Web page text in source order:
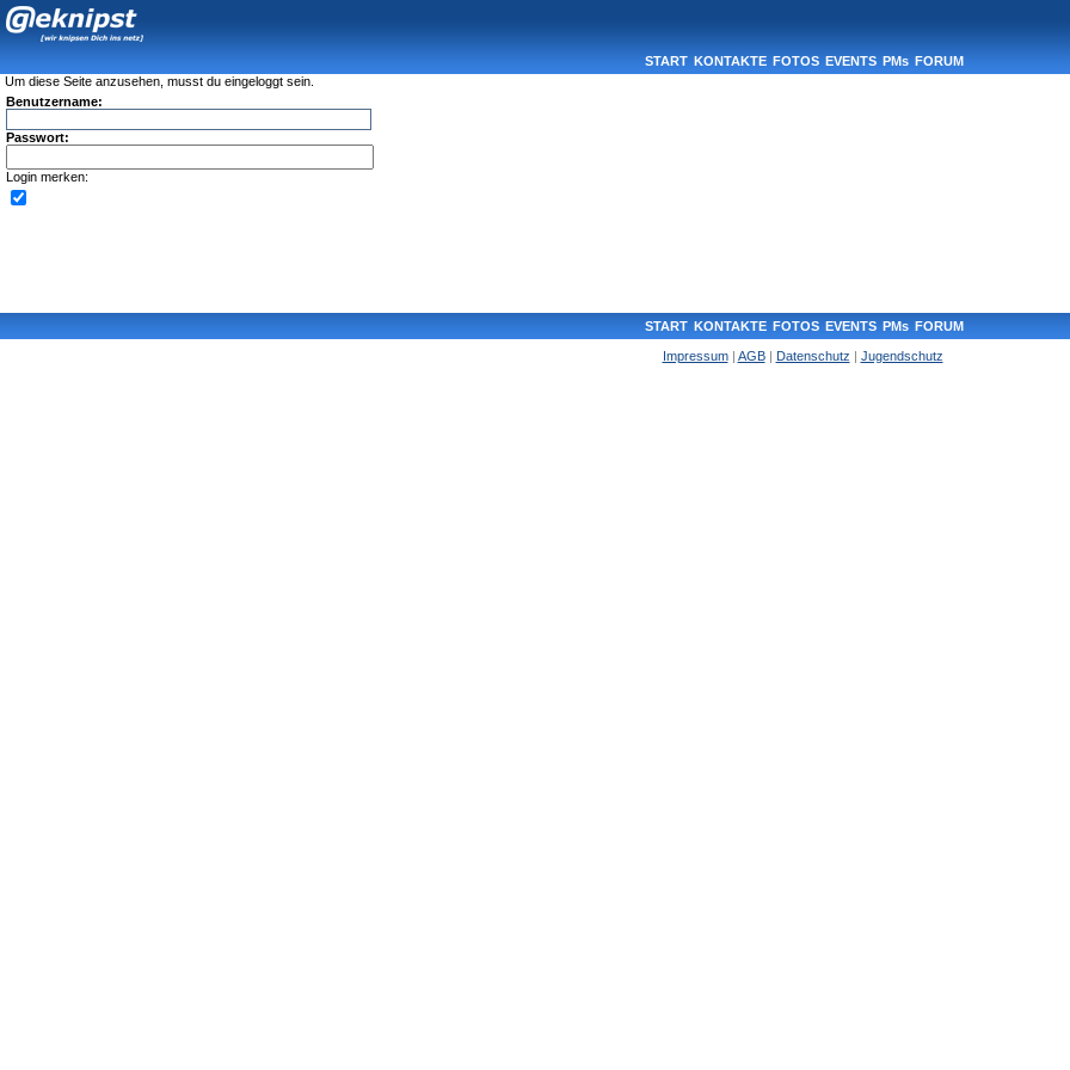
START KONTAKTE FOTOS EVENTS PMs FORUM
Um diese Seite anzusehen, musst du eingeloggt sein.
Benutzername:
Passwort:
Login merken:
START KONTAKTE FOTOS EVENTS PMs FORUM
Impressum| AGB| Datenschutz | Jugendschutz